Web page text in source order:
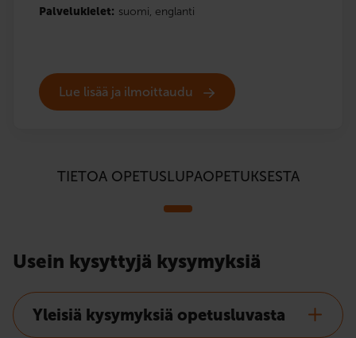
Palvelukielet: suomi, englanti
Lue lisää ja ilmoittaudu
TIETOA OPETUSLUPAOPETUKSESTA
Usein kysyttyjä kysymyksiä
Yleisiä kysymyksiä opetusluvasta